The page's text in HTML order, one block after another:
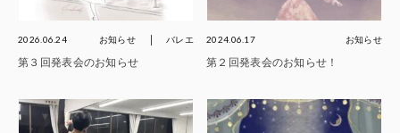
2026.06.24 お知らせ バレエ
第３回発表会のお知らせ
2024.06.17 お知らせ
第２回発表会のお知らせ！